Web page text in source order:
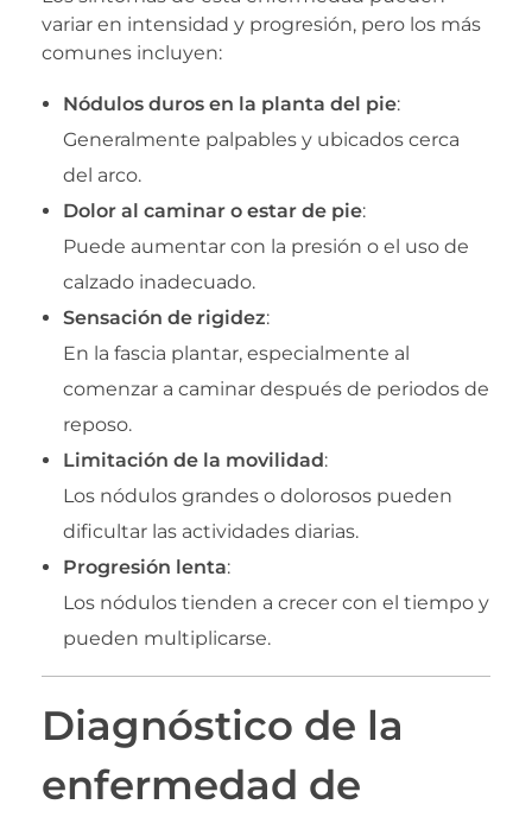
variar en intensidad y progresión, pero los más
comunes incluyen:
Nódulos duros en la planta del pie:
Generalmente palpables y ubicados cerca
del arco.
Dolor al caminar o estar de pie:
Puede aumentar con la presión o el uso de
calzado inadecuado.
Sensación de rigidez:
En la fascia plantar, especialmente al
comenzar a caminar después de periodos de
reposo.
Limitación de la movilidad:
Los nódulos grandes o dolorosos pueden
dificultar las actividades diarias.
Progresión lenta:
Los nódulos tienden a crecer con el tiempo y
pueden multiplicarse.
Diagnóstico de la
enfermedad de